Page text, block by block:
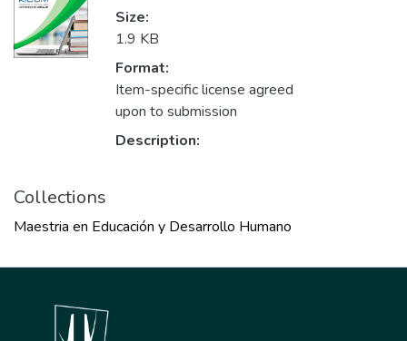
Size:
1.9 KB
Format:
Item-specific license agreed
upon to submission
Description:
Collections
Maestria en Educación y Desarrollo Humano